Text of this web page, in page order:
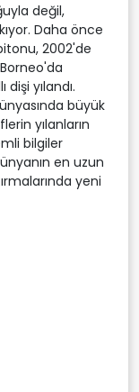
değil,
Daha önce
2002'de
yılandı.
büyük
yılanların
bilgiler
en uzun
yeni